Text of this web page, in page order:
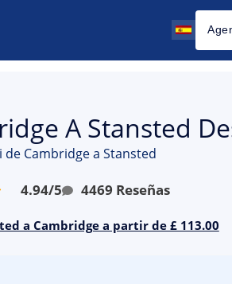
A Stansted
de Cambridge a Stansted
4.94/5 4469 Reseñas
a Cambridge a partir de £ 113.00